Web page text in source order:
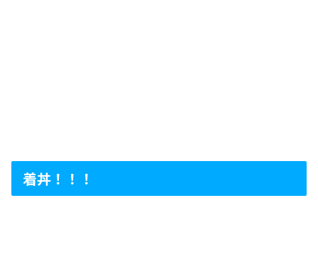
着丼！！！